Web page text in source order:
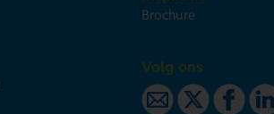
Brochure
Volg ons